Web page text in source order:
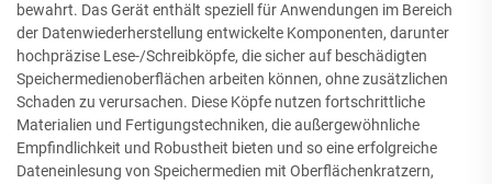
bewahrt. Das Gerät enthält speziell für Anwendungen im Bereich
der Datenwiederherstellung entwickelte Komponenten, darunter
hochpräzise Lese-/Schreibköpfe, die sicher auf beschädigten
Speichermedienoberflächen arbeiten können, ohne zusätzlichen
Schaden zu verursachen. Diese Köpfe nutzen fortschrittliche
Materialien und Fertigungstechniken, die außergewöhnliche
Empfindlichkeit und Robustheit bieten und so eine erfolgreiche
Dateneinlesung von Speichermedien mit Oberflächenkratzern,